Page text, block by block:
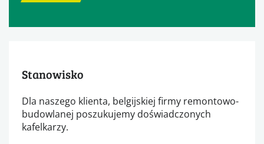
Stanowisko
Dla naszego klienta, belgijskiej firmy remontowo-
budowlanej poszukujemy doświadczonych
kafelkarzy.